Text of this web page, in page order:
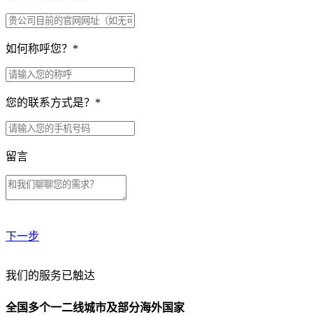
如何称呼您？ *
您的联系方式是？ *
留言
下一步
贵公司预算范围是？
我们的服务已触达
全国多个一二线城市及部分海外国家